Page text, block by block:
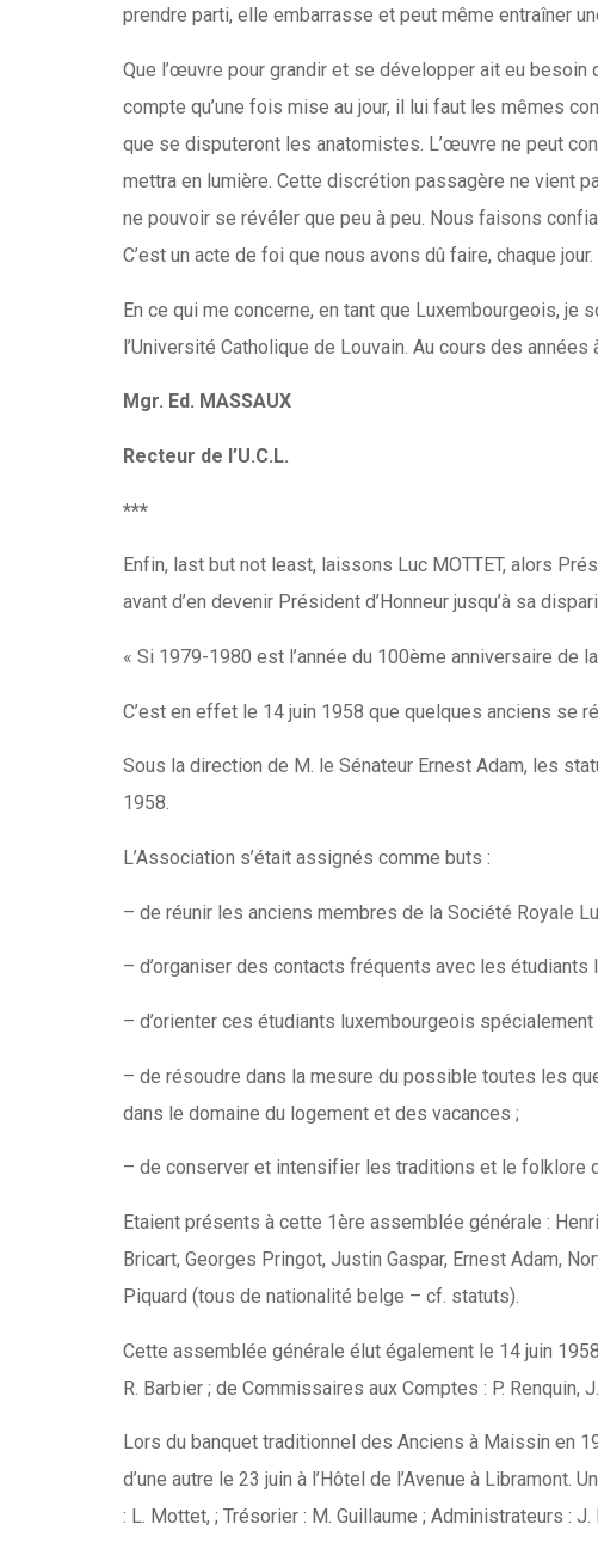
prendre parti, elle embarrasse et peut même entraîner
Que l’œuvre pour grandir et se développer ait eu besoin
compte qu’une fois mise au jour, il lui faut les mêmes
que se disputeront les anatomistes. L’œuvre ne peut
mettra en lumière. Cette discrétion passagère ne vient
ne pouvoir se révéler que peu à peu. Nous faisons
C’est un acte de foi que nous avons dû faire, chaque jour.
En ce qui me concerne, en tant que Luxembourgeois,
l’Université Catholique de Louvain. Au cours des
Mgr. Ed. MASSAUX
Recteur de l’U.C.L.
***
Enfin, last but not least, laissons Luc MOTTET, alors
avant d’en devenir Président d’Honneur jusqu’à sa
« Si 1979-1980 est l’année du 100ème anniversaire de
C’est en effet le 14 juin 1958 que quelques anciens se
Sous la direction de M. le Sénateur Ernest Adam, les
1958.
L’Association s’était assignés comme buts :
– de réunir les anciens membres de la Société Royale
– d’organiser des contacts fréquents avec les étudiants
– d’orienter ces étudiants luxembourgeois
– de résoudre dans la mesure du possible toutes les
dans le domaine du logement et des vacances ;
– de conserver et intensifier les traditions et le folklore
Etaient présents à cette 1ère assemblée générale :
Bricart, Georges Pringot, Justin Gaspar, Ernest Adam,
Piquard (tous de nationalité belge – cf. statuts).
Cette assemblée générale élut également le 14 juin
R. Barbier ; de Commissaires aux Comptes : P. Renquin,
Lors du banquet traditionnel des Anciens à Maissin en
d’une autre le 23 juin à l’Hôtel de l’Avenue à
: L. Mottet, ; Trésorier : M. Guillaume ; Administrateurs :